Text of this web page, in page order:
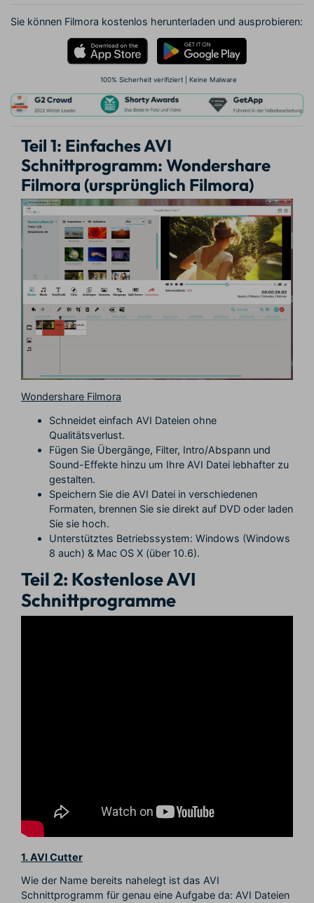
Sie können Filmora kostenlos herunterladen und ausprobieren:
100% Sicherheit verifiziert | Keine Malware
Teil 1: Einfaches AVI
Schnittprogramm: Wondershare
Filmora (ursprünglich Filmora)
Wondershare Filmora
Schneidet einfach AVI Dateien ohne
Qualitätsverlust.
Fügen Sie Übergänge, Filter, Intro/Abspann und
Sound-Effekte hinzu um Ihre AVI Datei lebhafter zu
gestalten.
Speichern Sie die AVI Datei in verschiedenen
Formaten, brennen Sie sie direkt auf DVD oder laden
Sie sie hoch.
Unterstütztes Betriebssystem: Windows (Windows
8 auch) & Mac OS X (über 10.6).
Teil 2: Kostenlose AVI
Schnittprogramme
1. AVI Cutter
Wie der Name bereits nahelegt ist das AVI
Schnittprogramm für genau eine Aufgabe da: AVI Dateien